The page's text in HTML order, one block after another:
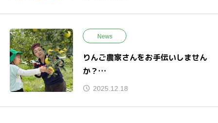
News
りんご農家さんをお手伝いしません
か？
援農体験宿泊プラン
2025.12.18